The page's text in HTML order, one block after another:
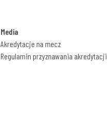
Media
Akredytacje na mecz
Regulamin przyznawania akredytacji